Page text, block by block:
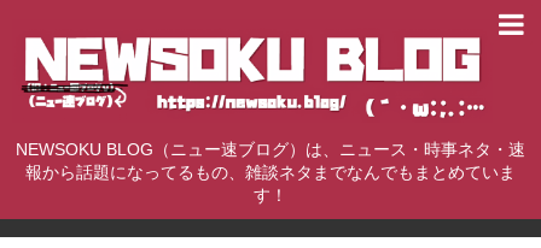
NEWSOKU BLOG（ニュー速ブログ）は、ニュース・時事ネタ・速
報から話題になってるもの、雑談ネタまでなんでもまとめていま
す！